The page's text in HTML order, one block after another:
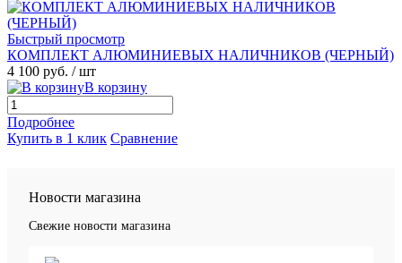
Быстрый просмотр
КОМПЛЕКТ АЛЮМИНИЕВЫХ НАЛИЧНИКОВ (ЧЕРНЫЙ)
4 100 руб. / шт
В корзину
Подробнее
Купить в 1 клик Сравнение
Новости магазина
Свежие новости магазина